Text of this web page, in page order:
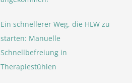
Ein schnellerer Weg, die HLW zu
starten: Manuelle
Schnellbefreiung in
Therapiestühlen